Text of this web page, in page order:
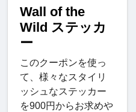
Wall of the
Wild ステッカ
ー
このクーポンを使っ
て、様々なスタイリ
ッシュなステッカー
を900円からお求めや